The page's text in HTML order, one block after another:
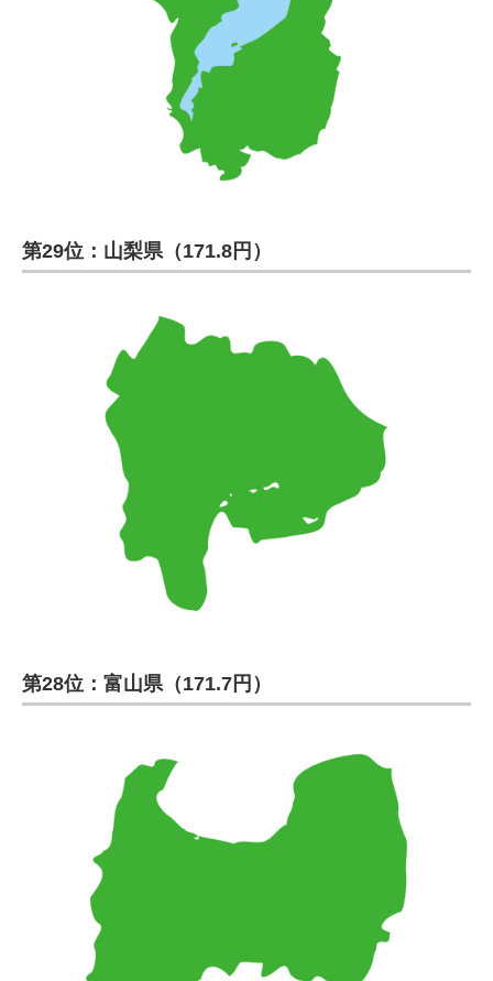
第29位：山梨県（171.8円）
第28位：富山県（171.7円）